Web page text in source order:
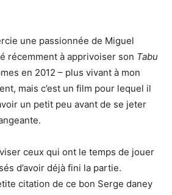
une passionnée de Miguel
récemment à apprivoiser son Tabu
en 2012 – plus vivant à mon
mais c’est un film pour lequel il
un petit peu avant de se jeter
ceux qui ont le temps de jouer
d’avoir déjà fini la partie.
citation de ce bon Serge daney